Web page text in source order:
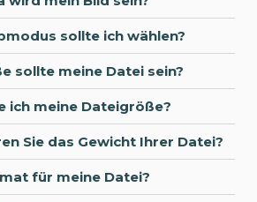
sollte ich wählen?
sollte meine Datei sein?
ich meine Dateigröße?
Sie das Gewicht Ihrer Datei?
für meine Datei?